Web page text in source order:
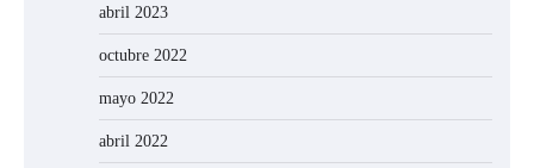
abril 2023
octubre 2022
mayo 2022
abril 2022